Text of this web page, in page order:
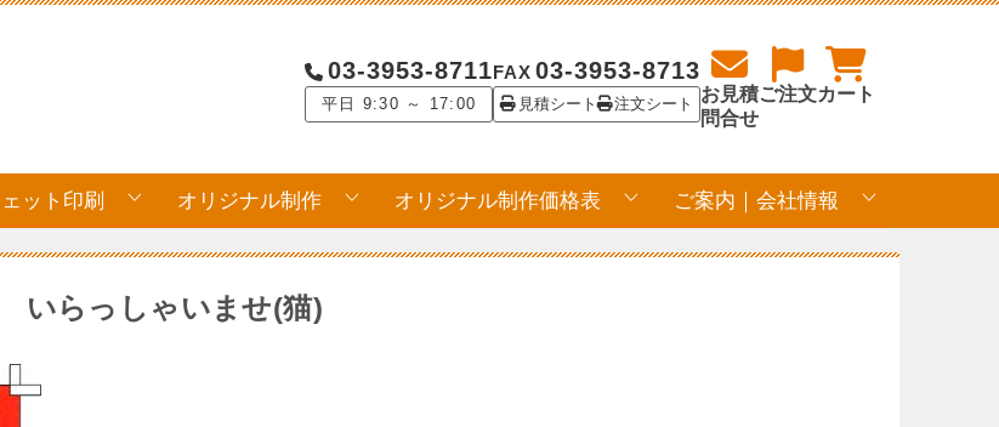
03-3953-8711
平日 9:30 ～ 17:00
FAX 03-3953-8713
見積シート 注文シート
お見積
問合せ
ご注文カート
ット印刷 オリジナル制作 オリジナル制作価格表 ご案内｜会社情報
いらっしゃいませ(猫)